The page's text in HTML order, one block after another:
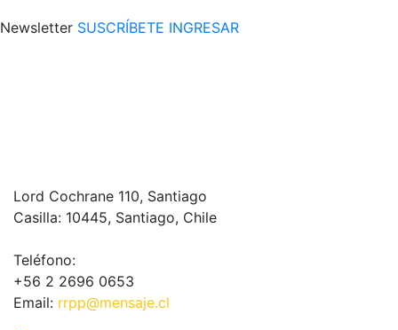
Newsletter SUSCRÍBETE INGRESAR
Lord Cochrane 110, Santiago
Casilla: 10445, Santiago, Chile
Teléfono:
+56 2 2696 0653
Email: rrpp@mensaje.cl